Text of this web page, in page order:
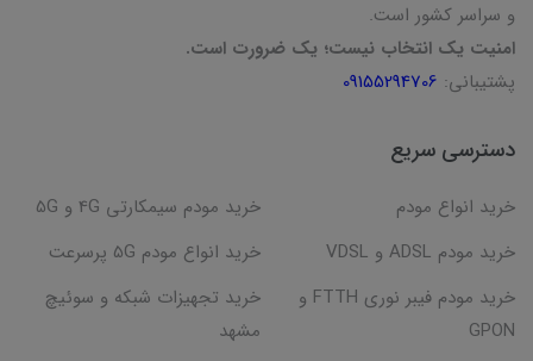
و سراسر کشور است.
امنیت یک انتخاب نیست؛ یک ضرورت است.
پشتیبانی: 09155294706
دسترسی سریع
خرید انواع مودم
خرید مودم سیمکارتی 4G و 5G
خرید مودم ADSL و VDSL
خرید انواع مودم 5G پرسرعت
خرید مودم فیبر نوری FTTH و
GPON
خرید تجهیزات شبکه و سوئیچ
مشهد